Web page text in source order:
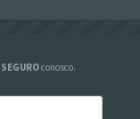
SEGUROconosco.